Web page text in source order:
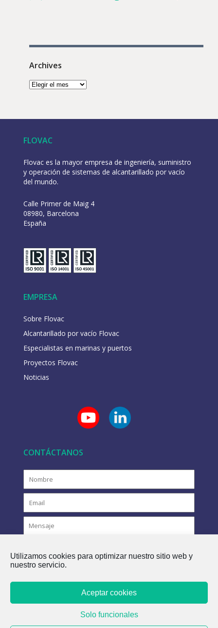
Utilizamos cookies para optimizar nuestro sitio web y
nuestro servicio.
Aceptar cookies
Solo funcionales
Archives
FLOVAC
Flovac es la mayor empresa de ingeniería, suministro
y operación de sistemas de alcantarillado por vacío
del mundo.
Calle Primer de Maig 4
08980, Barcelona
España
EMPRESA
Sobre Flovac
Alcantarillado por vacío Flovac
Especialistas en marinas y puertos
Proyectos Flovac
Noticias
CONTÁCTANOS